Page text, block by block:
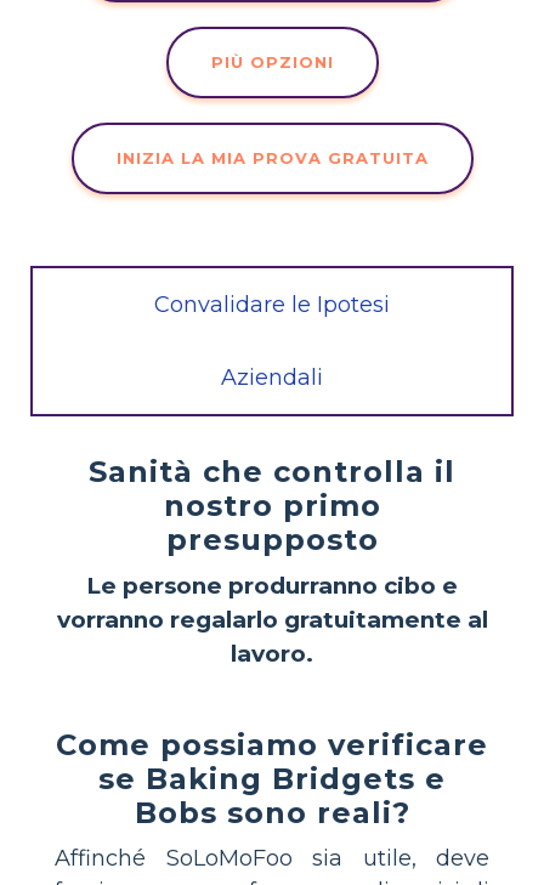
PIÙ OPZIONI
INIZIA LA MIA PROVA GRATUITA
Convalidare le Ipotesi
Aziendali
Sanità che controlla il
nostro primo
presupposto
Le persone produrranno cibo e
vorranno regalarlo gratuitamente al
lavoro.
Come possiamo verificare
se Baking Bridgets e
Bobs sono reali?
Affinché SoLoMoFoo sia utile, deve